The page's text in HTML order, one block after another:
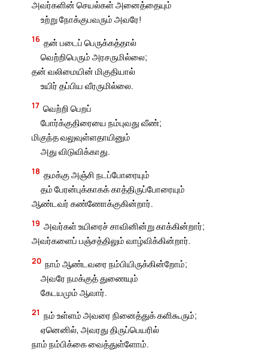
அவர்களின் செயல்கள் அனைத்தையும்
உற்று நோக்குபவரும் அவரே!
16 தன் படைப் பெருக்கத்தால்
வெற்றிபெரும் அரசருமில்லை;
தன் வலிமையின் மிகுதியால்
உயிர் தப்பிய வீரருமில்லை.
17 வெற்றி பெறப்
போர்க்குதிரையை நம்புவது வீண்;
மிகுந்த வலுவுள்ளதாயினும்
அது விடுவிக்காது.
18 தமக்கு அஞ்சி நடப்போரையும்
தம் பேரன்புக்காகக் காத்திருப்போரையும்
ஆண்டவர் கண்ணோக்குகின்றார்.
19 அவர்கள் உயிரைச் சாவினின்று காக்கின்றார்;
அவர்களைப் பஞ்சத்திலும் வாழ்விக்கின்றார்.
20 நாம் ஆண்டவரை நம்பியிருக்கின்றோம்;
அவரே நமக்குத் துணையும்
கேடயமும் ஆவார்.
21 நம் உள்ளம் அவரை நினைத்துக் களிகூரும்;
ஏனெனில், அவரது திருப்பெயரில்
நாம் நம்பிக்கை வைத்துள்ளோம்.